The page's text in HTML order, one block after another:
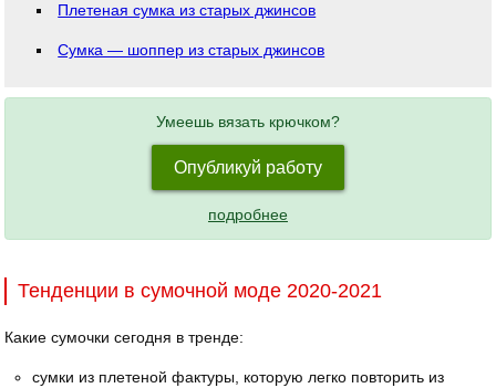
Плетеная сумка из старых джинсов
Сумка — шоппер из старых джинсов
Умеешь вязать крючком?
Опубликуй работу
подробнее
Тенденции в сумочной моде 2020-2021
Какие сумочки сегодня в тренде:
сумки из плетеной фактуры, которую легко повторить из